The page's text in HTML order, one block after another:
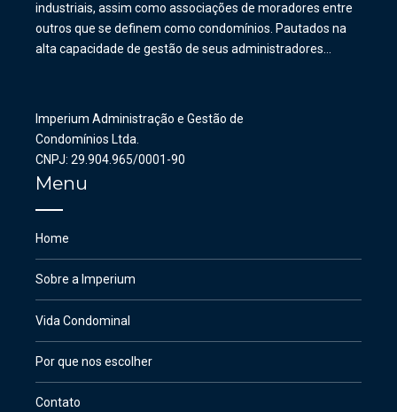
industriais, assim como associações de moradores entre
outros que se definem como condomínios. Pautados na
alta capacidade de gestão de seus administradores…
Imperium Administração e Gestão de
Condomínios Ltda.
CNPJ: 29.904.965/0001-90
Menu
Home
Sobre a Imperium
Vida Condominal
Por que nos escolher
Contato